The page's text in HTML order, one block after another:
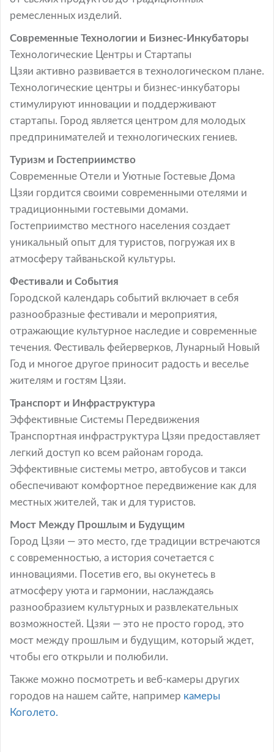
ремесленных изделий.
Современные Технологии и Бизнес-Инкубаторы
Технологические Центры и Стартапы
Цзяи активно развивается в технологическом плане.
Технологические центры и бизнес-инкубаторы
стимулируют инновации и поддерживают
стартапы. Город является центром для молодых
предпринимателей и технологических гениев.
Туризм и Гостеприимство
Современные Отели и Уютные Гостевые Дома
Цзяи гордится своими современными отелями и
традиционными гостевыми домами.
Гостеприимство местного населения создает
уникальный опыт для туристов, погружая их в
атмосферу тайваньской культуры.
Фестивали и События
Городской календарь событий включает в себя
разнообразные фестивали и мероприятия,
отражающие культурное наследие и современные
течения. Фестиваль фейерверков, Лунарный Новый
Год и многое другое приносит радость и веселье
жителям и гостям Цзяи.
Транспорт и Инфраструктура
Эффективные Системы Передвижения
Транспортная инфраструктура Цзяи предоставляет
легкий доступ ко всем районам города.
Эффективные системы метро, автобусов и такси
обеспечивают комфортное передвижение как для
местных жителей, так и для туристов.
Мост Между Прошлым и Будущим
Город Цзяи — это место, где традиции встречаются
с современностью, а история сочетается с
инновациями. Посетив его, вы окунетесь в
атмосферу уюта и гармонии, наслаждаясь
разнообразием культурных и развлекательных
возможностей. Цзяи — это не просто город, это
мост между прошлым и будущим, который ждет,
чтобы его открыли и полюбили.
Также можно посмотреть и веб-камеры других
городов на нашем сайте, например камеры
Коголето.